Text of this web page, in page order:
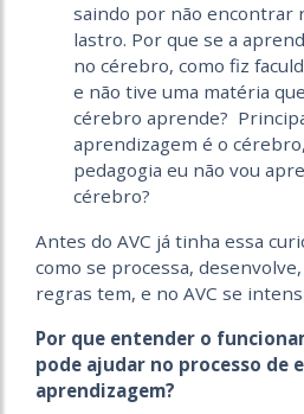
saindo por não encontrar
lastro. Por que se a
no cérebro, como fiz
e não tive uma matéria
cérebro aprende?
aprendizagem é o
pedagogia eu não vou
cérebro?
Antes do AVC já tinha essa
como se processa,
regras tem, e no AVC se
Por que entender o
pode ajudar no processo de
aprendizagem?